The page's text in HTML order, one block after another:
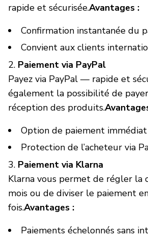
Questions fréquemment posées
Contactez nous
Commentaires
rapide et sécurisée.Avantages :
Confirmation instantanée du
Convient aux clients
Paiement via PayPal
Payez via PayPal — rapide et
également la possibilité de
réception des produits.
Option de paiement
Protection de l’acheteur via
Paiement via Klarna
Klarna vous permet de régler la
mois ou de diviser le paiement
fois.Avantages :
Paiements échelonnés sans